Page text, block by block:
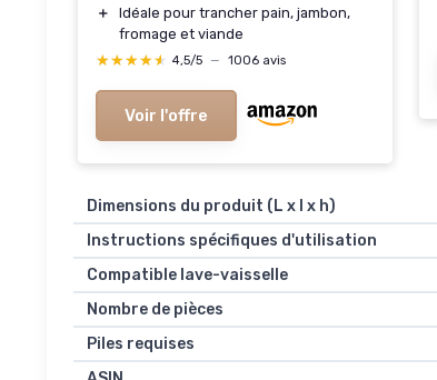
＋
Idéale pour trancher pain, jambon,
fromage et viande
★★★★★
★★★★★ 4,5/5 — 1006 avis
Voir l'offre
Dimensions du produit (L x l x h)
Instructions spécifiques d'utilisation
Compatible lave-vaisselle
Nombre de pièces
Piles requises